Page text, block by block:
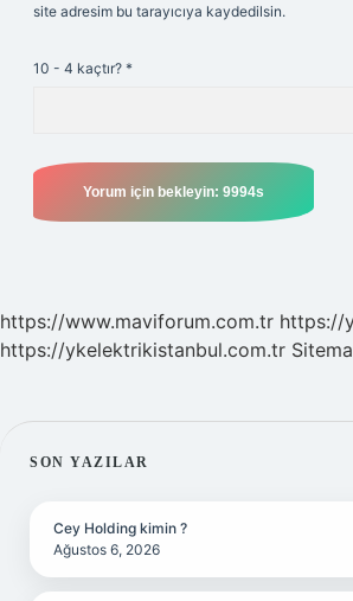
site adresim bu tarayıcıya kaydedilsin.
10 - 4 kaçtır? *
https://www.maviforum.com.tr https://
https://ykelektrikistanbul.com.tr
SIDEBAR
SON YAZILAR
Cey Holding kimin ?
Ağustos 6, 2026